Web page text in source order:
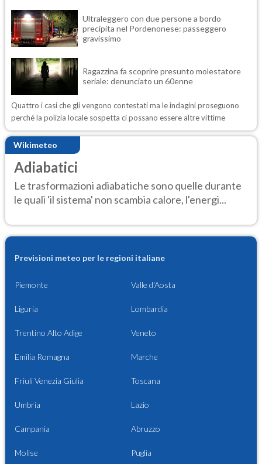
Ultraleggero con due persone a bordo
precipita nel Pordenonese: passeggero
gravissimo
Ragazzina fa scoprire presunto molestatore
seriale: denunciato un 60enne
Quattro i casi che gli vengono contestati ma le indagini proseguono
perché la polizia locale sospetta ci possano essere altre vittime
Wikimeteo
Adiabatici
Le trasformazioni adiabatiche sono quelle durante
le quali 'il sistema' non scambia calore, l'energi...
Previsioni meteo per le regioni italiane
Piemonte Valle d'Aosta
Liguria Lombardia
Trentino Alto Adige Veneto
Emilia Romagna Marche
Friuli Venezia Giulia Toscana
Umbria Lazio
Campania Abruzzo
Molise Puglia